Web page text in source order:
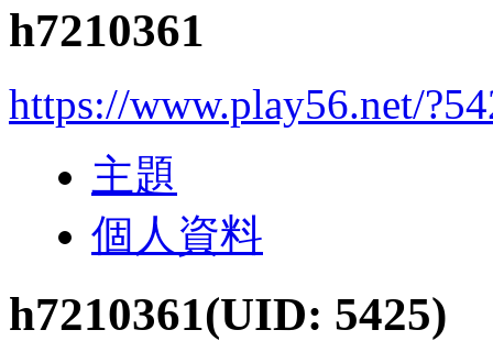
h7210361
https://www.play56.net/
主題
個人資料
h7210361(UID: 5425)